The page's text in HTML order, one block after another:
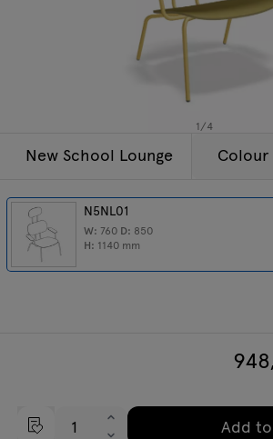
1/4
New School Lounge
N5NL01
W: 760 D: 850
H: 1140 mm
Add